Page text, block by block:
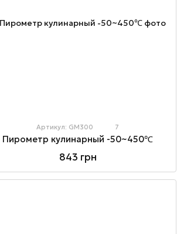
Артикул: GM300 7
Пирометр кулинарный -50~450℃
843 грн